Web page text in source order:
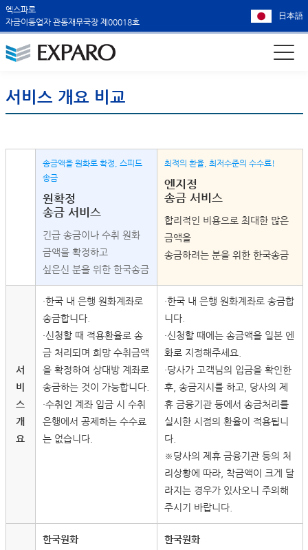
엑스파로
자금이동업자 관동재무국장 제00018호
日本語
서비스 개요 비교
송금액을 원화로 확정, 스피드
송금
원확정
송금 서비스
긴급 송금이나 수취 원화
금액을 확정하고
싶은신 분을 위한 한국송금
최적의 환율, 최저수준의 수수료!
엔지정
송금 서비스
합리적인 비용으로 최대한 많은
금액을
송금하려는 분을 위한 한국송금
서
비
스
개
요
・한국 내 은행 원화계좌로
송금합니다.
・신청할 때 적용환율로 송
금 처리되며 희망 수취금액
을 확정하여 상대방 계좌로
송금하는 것이 가능합니다.
・수취인 계좌 입금 시 수취
은행에서 공제하는 수수료
는 없습니다.
・한국 내 은행 원화계좌로 송금합
니다.
・신청할 때에는 송금액을 일본 엔
화로 지정해주세요.
・당사가 고객님의 입금을 확인한
후, 송금지시를 하고, 당사의 제
휴 금융기관 등에서 송금처리를
실시한 시점의 환율이 적용됩니
다.
※당사의 제휴 금융기관 등의 처
리상황에 따라, 착금액이 크게 달
라지는 경우가 있사오니 주의해
주시기 바랍니다.
한국원화
한국원화